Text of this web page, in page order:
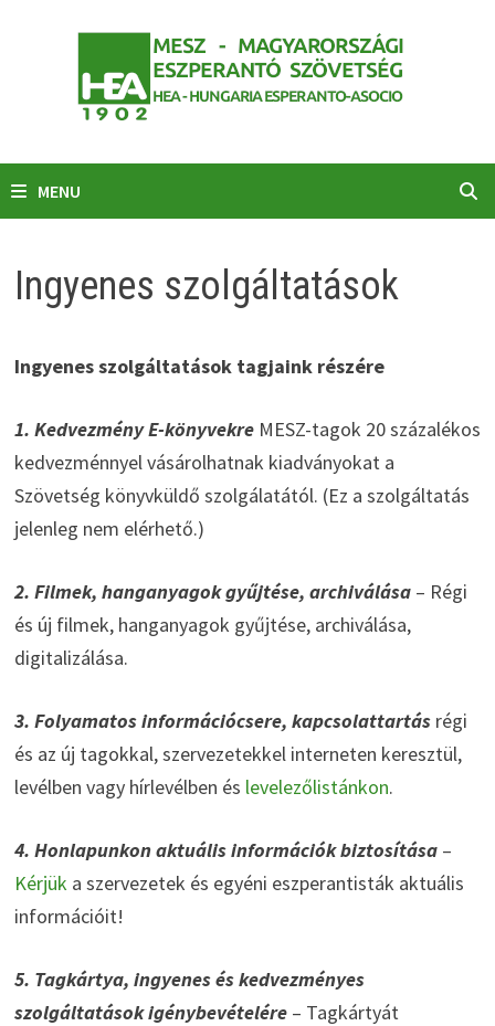
MENU
Ingyenes szolgáltatások
Ingyenes szolgáltatások tagjaink részére
1. Kedvezmény E-könyvekreMESZ-tagok 20 százalékos
kedvezménnyel vásárolhatnak kiadványokat a
Szövetség könyvküldő szolgálatától. (Ez a szolgáltatás
jelenleg nem elérhető.)
2. Filmek, hanganyagok gyűjtése, archiválása– Régi
és új filmek, hanganyagok gyűjtése, archiválása,
digitalizálása.
3. Folyamatos információcsere, kapcsolattartásrégi
és az új tagokkal, szervezetekkel interneten keresztül,
levélben vagy hírlevélben és levelezőlistánkon.
4. Honlapunkon aktuális információk biztosítása–
Kérjük a szervezetek és egyéni eszperantisták aktuális
információit!
5. Tagkártya, ingyenes és kedvezményes
szolgáltatások igénybevételére– Tagkártyát